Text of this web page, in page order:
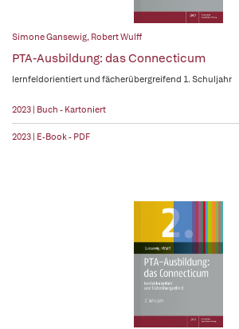
Simone Gansewig, Robert Wulff
PTA-Ausbildung: das Connecticum
lernfeldorientiert und fächerübergreifend 1. Schuljahr
2023 | Buch - Kartoniert
2023 | E-Book - PDF